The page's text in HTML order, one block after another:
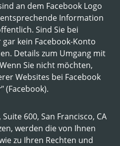
an dem Facebook Logo
Information
Sind Sie bei
kein Facebook-Konto
Details zum Umgang mit
Sie nicht möchten,
Websites bei Facebook
" (Facebook).
600, San Francisco, CA
werden die von Ihnen
zu Ihren Rechten und